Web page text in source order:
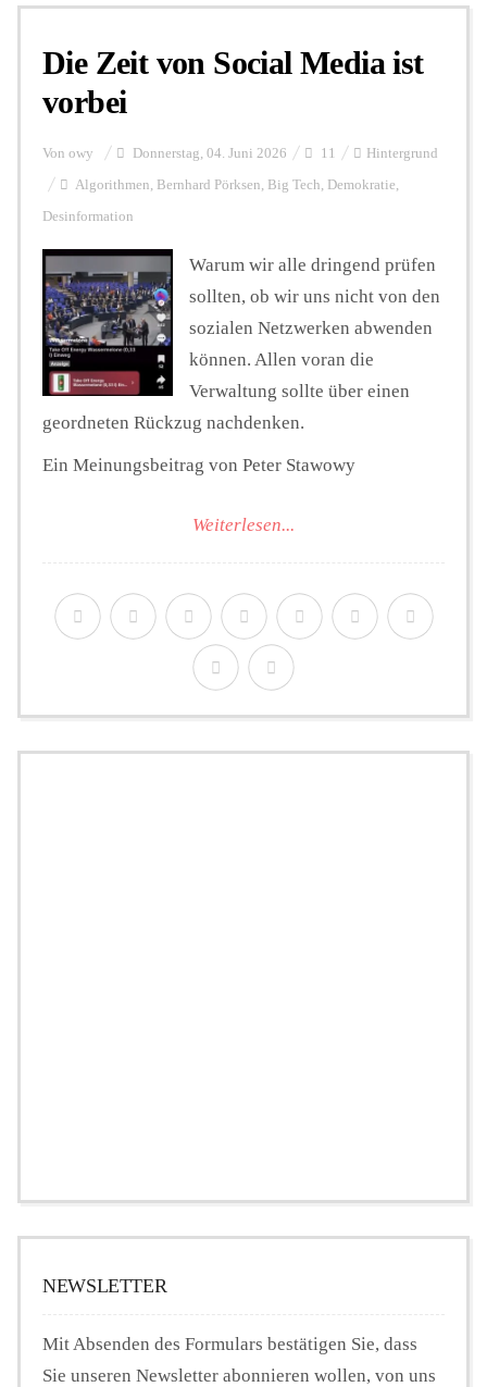
Personalien
Hintergrund
FUNKTURM-Beiträge
Podcast
Seminare
Unterstützen
Die Zeit von Social Media ist
vorbei
Von owy Donnerstag, 04. Juni 2026 11 Hintergrund
Algorithmen, Bernhard Pörksen, Big Tech, Demokratie,
Desinformation
Warum wir alle dringend prüfen
sollten, ob wir uns nicht von den
sozialen Netzwerken abwenden
können. Allen voran die
Verwaltung sollte über einen
geordneten Rückzug nachdenken.
Ein Meinungsbeitrag von Peter Stawowy
Weiterlesen...
NEWSLETTER
Mit Absenden des Formulars bestätigen Sie, dass
Sie unseren Newsletter abonnieren wollen, von uns